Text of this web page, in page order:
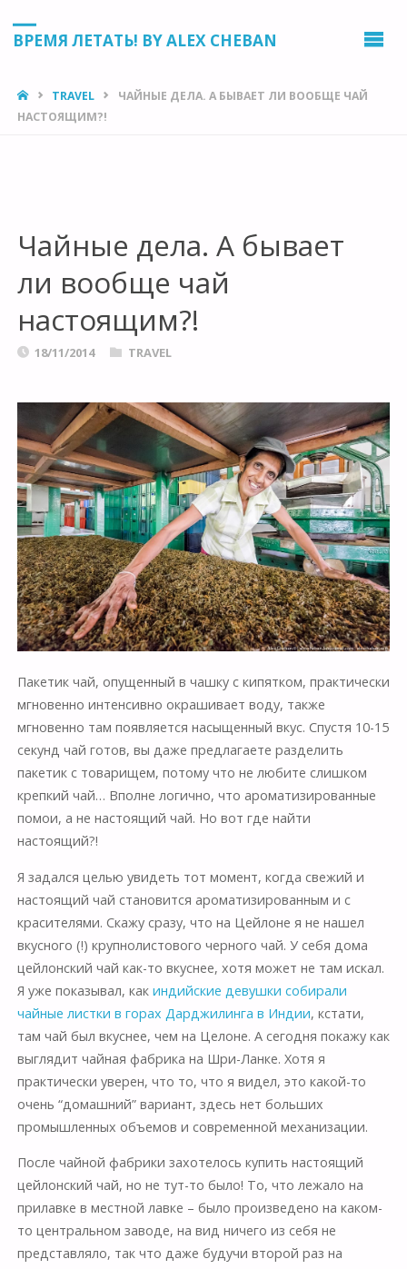
ВРЕМЯ ЛЕТАТЬ! BY ALEX CHEBAN
HOMETRAVEL
ЧАЙНЫЕ ДЕЛА. А БЫВАЕТ ЛИ ВООБЩЕ ЧАЙ
НАСТОЯЩИМ?!
Чайные дела. А бывает
ли вообще чай
настоящим?!
18/11/2014 TRAVEL
Пакетик чай, опущенный в чашку с кипятком, практически
мгновенно интенсивно окрашивает воду, также
мгновенно там появляется насыщенный вкус. Спустя 10-15
секунд чай готов, вы даже предлагаете разделить
пакетик с товарищем, потому что не любите слишком
крепкий чай… Вполне логично, что ароматизированные
помои, а не настоящий чай. Но вот где найти
настоящий?!
Я задался целью увидеть тот момент, когда свежий и
настоящий чай становится ароматизированным и с
красителями. Скажу сразу, что на Цейлоне я не нашел
вкусного (!) крупнолистового черного чай. У себя дома
цейлонский чай как-то вкуснее, хотя может не там искал.
Я уже показывал, как индийские девушки собирали
чайные листки в горах Дарджилинга в Индии, кстати,
там чай был вкуснее, чем на Целоне. А сегодня покажу как
выглядит чайная фабрика на Шри-Ланке. Хотя я
практически уверен, что то, что я видел, это какой-то
очень “домашний” вариант, здесь нет больших
промышленных объемов и современной механизации.
После чайной фабрики захотелось купить настоящий
цейлонский чай, но не тут-то было! То, что лежало на
прилавке в местной лавке – было произведено на каком-
то центральном заводе, на вид ничего из себя не
представляло, так что даже будучи второй раз на